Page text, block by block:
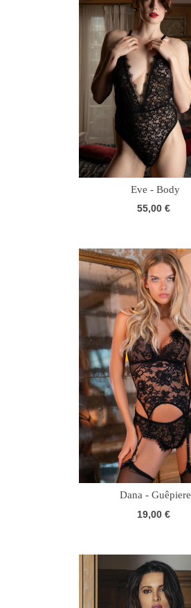
Eve - Body
55,00 €
Dana - Guêpiere
19,00 €